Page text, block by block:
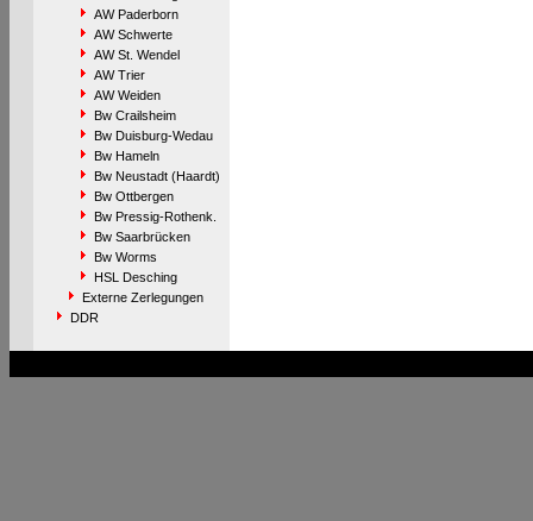
AW Paderborn
AW Schwerte
AW St. Wendel
AW Trier
AW Weiden
Bw Crailsheim
Bw Duisburg-Wedau
Bw Hameln
Bw Neustadt (Haardt)
Bw Ottbergen
Bw Pressig-Rothenk.
Bw Saarbrücken
Bw Worms
HSL Desching
Externe Zerlegungen
DDR